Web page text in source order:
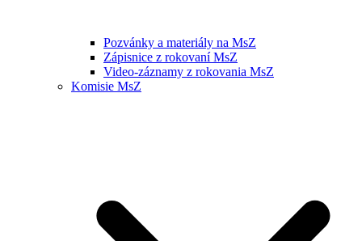
Pozvánky a materiály na MsZ
Zápisnice z rokovaní MsZ
Video-záznamy z rokovania MsZ
Komisie MsZ